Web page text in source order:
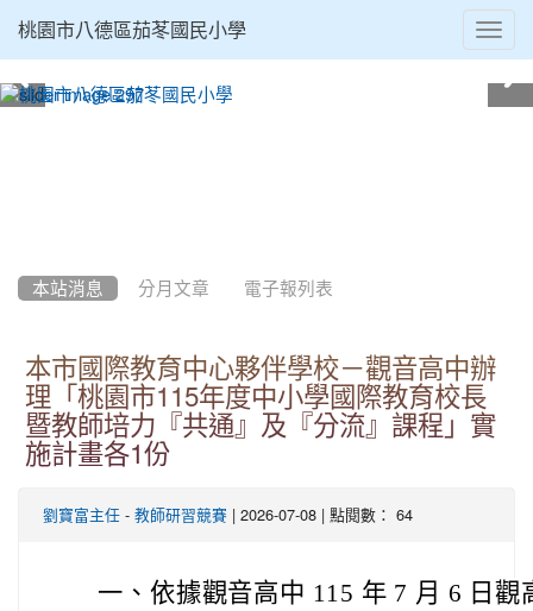
桃園市八德區茄苳國民小學
本站消息 分月文章 電子報列表
本市國際教育中心夥伴學校－觀音高中辦
理「桃園市115年度中小學國際教育校長
暨教師培力『共通』及『分流』課程」實
施計畫各1份
劉寶富主任 - 教師研習競賽 | 2026-07-08 | 點閱數： 64
一、 依據觀音高中 115 年 7 月 6 日觀